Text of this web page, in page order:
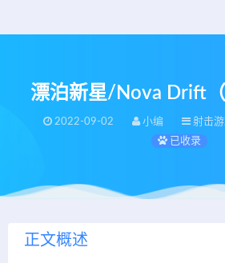
漂泊新星/Nova Drift（
2022-09-02 小编 射击游
已收录
正文概述